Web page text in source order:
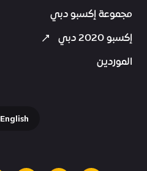
مجموعة إكسبو دبي
إكسبو 2020 دبي
الموردين
English